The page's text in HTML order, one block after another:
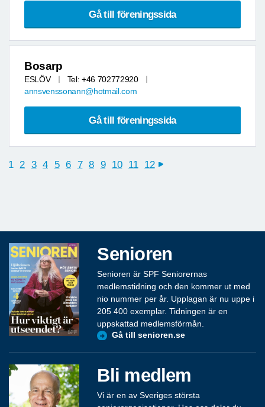
Gå till föreningssida
Bosarp
ESLÖV
Tel: +46 702772920
annsvenssonann@hotmail.com
Gå till föreningssida
1 2 3 4 5 6 7 8 9 10 11 12 next
Senioren
Senioren är SPF Seniorernas
medlemstidning och den kommer ut med
nio nummer per år. Upplagan är nu uppe i
205 400 exemplar. Tidningen är en
uppskattad medlemsförmån.
Gå till senioren.se
Bli medlem
Vi är en av Sveriges största